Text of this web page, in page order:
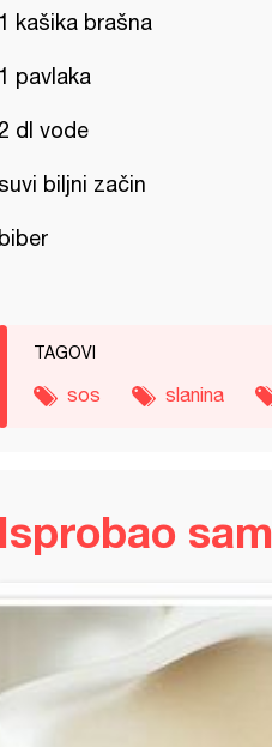
1 kašika brašna
1 pavlaka
2 dl vode
suvi biljni začin
biber
TAGOVI
sos slanina
Isprobao sam